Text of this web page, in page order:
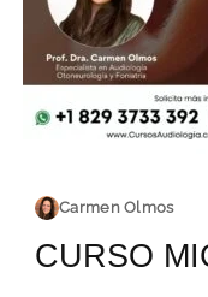
Carmen Olmos
CURSO